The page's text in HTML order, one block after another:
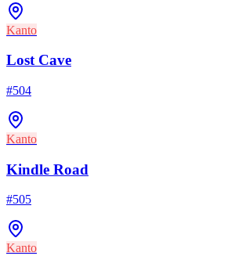
Kanto
Lost Cave
#504
Kanto
Kindle Road
#505
Kanto